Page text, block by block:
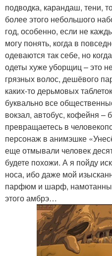
подводка, карандаш, тени,
более этого небольшого
год, особенно, если не
могу понять, когда в
одеваются так себе, но
одеты хуже уборщиц – это
грязных волос, дешёвого
каких-то дерьмовых
буквально все
вокзал, автобус, кофейня
превращаетесь в
персонаж в анимэшке
еще отмывали человек
будете похожи. А я пойду
носа, ибо даже мой
парфюм и шарф,
этого амбрэ…